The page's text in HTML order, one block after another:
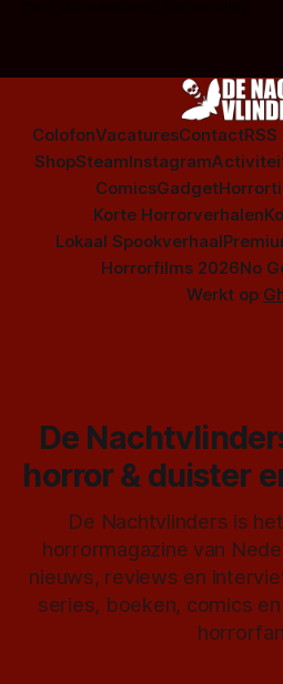
ColofonVacaturesContactRSS
ShopSteamInstagram
ComicsGadget
Korte Horrorverhalen
Lokaal Spookverhaal
Horrorfilms 2026No
Werkt op
De
horror & duister
De Nachtvlinders is
horrormagazine van
nieuws, reviews en
series, boeken, comics